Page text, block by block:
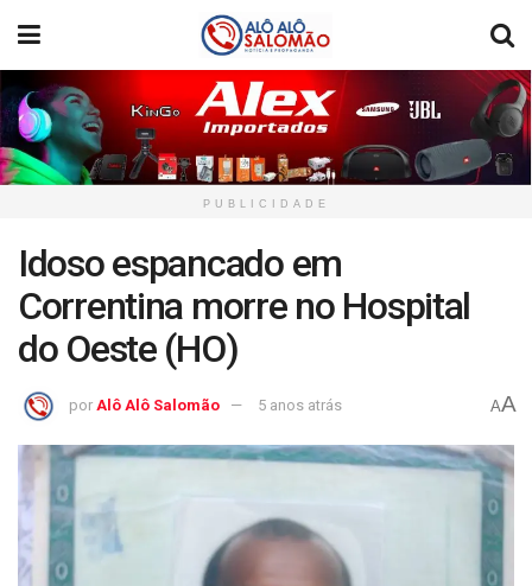
PUBLICIDADE
Idoso espancado em
Correntina morre no Hospital
do Oeste (HO)
por Alô Alô Salomão 5 anos atrás AA